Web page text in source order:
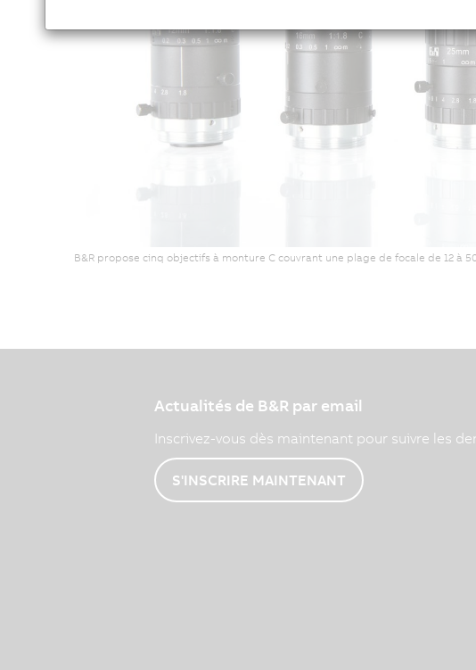
B&R propose cinq objectifs à monture C couvrant une plage de focale de 12 à
Actualités de B&R par email
Inscrivez-vous dès maintenant pour suivre les
S'INSCRIRE MAINTENANT